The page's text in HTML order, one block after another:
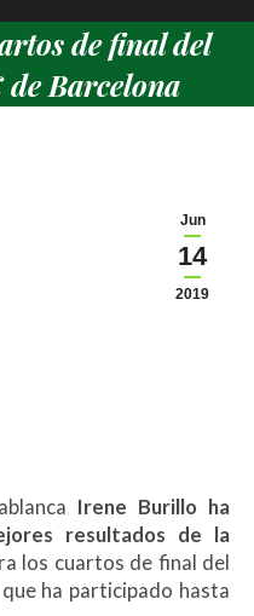
de final del
Barcelona
Jun
14
2019
Irene Burillo ha
resultados de la
los cuartos de final del
ha participado hasta